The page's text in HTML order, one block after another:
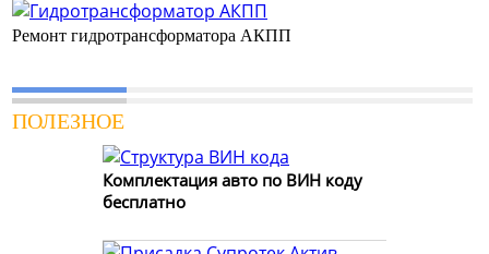
Ремонт гидротрансформатора АКПП
ПОЛЕЗНОЕ
Комплектация авто по ВИН коду
бесплатно